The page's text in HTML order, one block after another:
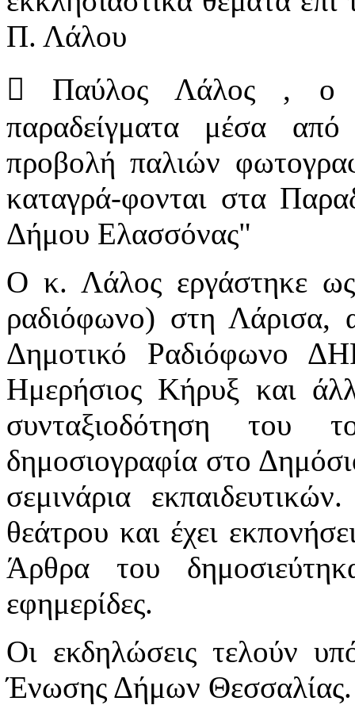
Π. Λάλου
 Παύλος Λάλος , ο
παραδείγματα μέσα από
προβολή παλιών
καταγρά-φονται στα
Δήμου Ελασσόνας"
Ο κ. Λάλος εργάστηκε
ραδιόφωνο) στη
Δημοτικό Ραδιόφωνο
Ημερήσιος Κήρυξ και
συνταξιοδότηση του
δημοσιογραφία στο
σεμινάρια
θεάτρου και έχει
Άρθρα του
εφημερίδες.
Οι εκδηλώσεις τελούν
Ένωσης Δήμων Θεσσαλίας.